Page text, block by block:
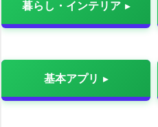
暮らし・インテリア
基本アプリ